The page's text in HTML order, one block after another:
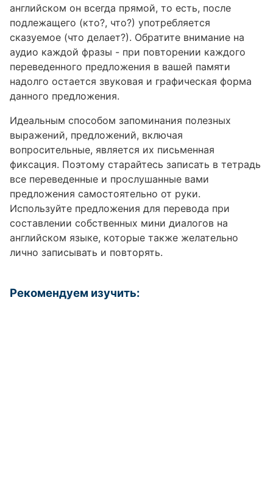
английском он всегда прямой, то есть, после
подлежащего (кто?, что?) употребляется
сказуемое (что делает?). Обратите внимание на
аудио каждой фразы - при повторении каждого
переведенного предложения в вашей памяти
надолго остается звуковая и графическая форма
данного предложения.
Идеальным способом запоминания полезных
выражений, предложений, включая
вопросительные, является их письменная
фиксация. Поэтому старайтесь записать в тетрадь
все переведенные и прослушанные вами
предложения самостоятельно от руки.
Используйте предложения для перевода при
составлении собственных мини диалогов на
английском языке, которые также желательно
лично записывать и повторять.
Рекомендуем изучить: